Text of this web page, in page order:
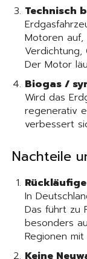
Technisch
Motoren
Verdichtung,
Der Motor
Biogas /
Wird das
regenerativ
verbessert
Nachteile
In
Das führt zu
besonders
Regionen
Keine